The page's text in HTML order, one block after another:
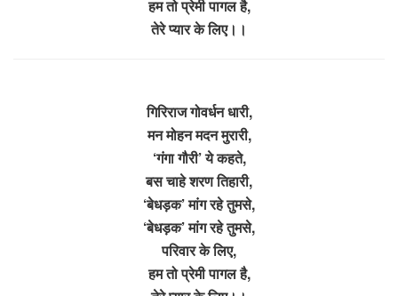
हम तो प्रेमी पागल है,
तेरे प्यार के लिए।।
गिरिराज गोवर्धन धारी,
मन मोहन मदन मुरारी,
‘गंगा गौरी’ ये कहते,
बस चाहे शरण तिहारी,
‘बेधड़क’ मांग रहे तुमसे,
‘बेधड़क’ मांग रहे तुमसे,
परिवार के लिए,
हम तो प्रेमी पागल है,